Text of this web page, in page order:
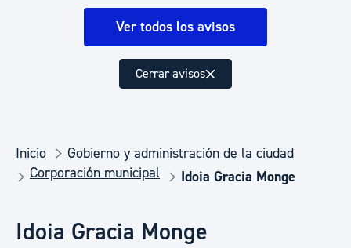
Ver todos los avisos
Cerrar avisos
Inicio
Gobierno y administración de la ciudad
Corporación municipal
Idoia Gracia Monge
Idoia Gracia Monge